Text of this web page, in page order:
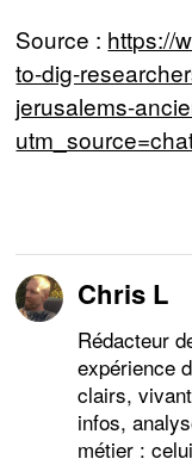
Source : https://
to-dig-
jerusalems-
Chris L
Rédacteur
expérience
clairs,
infos,
métier :